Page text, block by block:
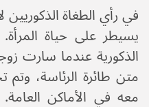
في رأي الطغاة
يسيطر على حياة
الذكورية عندما سارت
متن طائرة الرئاسة،
معه في الأماكن العامة.